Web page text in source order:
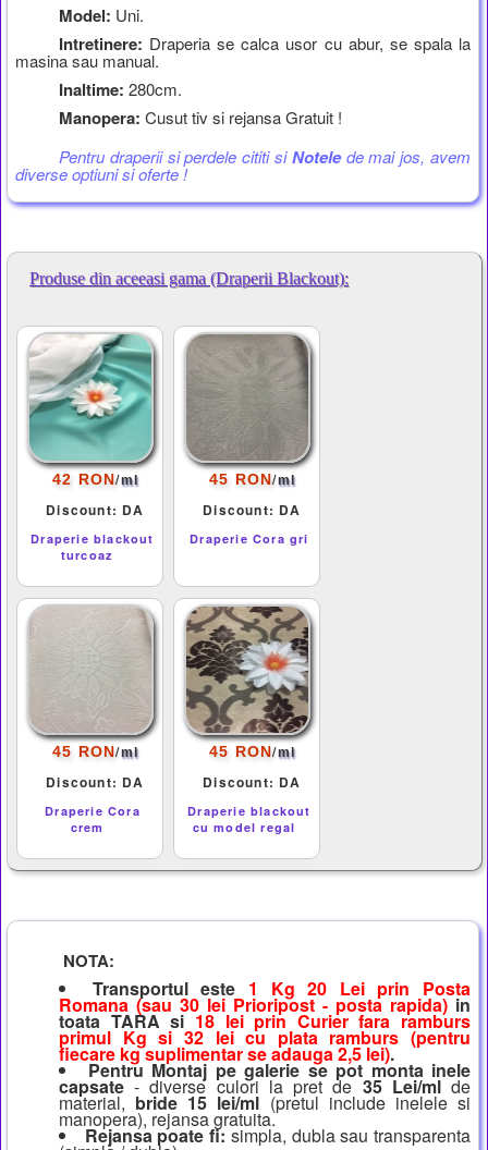
Model: Uni.
Intretinere: Draperia se calca usor cu abur, se spala la
masina sau manual.
Inaltime: 280cm.
Manopera: Cusut tiv si rejansa Gratuit !
Pentru draperii si perdele cititi siNotelede mai jos, avem
diverse optiuni si oferte !
Produse din aceeasi gama (Draperii Blackout):
42 RON/ml
Discount: DA
Draperie blackout
turcoaz
45 RON/ml
Discount: DA
Draperie Cora gri
45 RON/ml
Discount: DA
Draperie Cora
crem
45 RON/ml
Discount: DA
Draperie blackout
cu model regal
NOTA:
Transportul este 1 Kg 20 Lei prin Posta
Romana (sau 30 lei Prioripost - posta rapida) in
toata TARA si 18 lei prin Curier fara ramburs
primul Kg si 32 lei cu plata ramburs (pentru
fiecare kg suplimentar se adauga 2,5 lei).
Pentru Montaj pe galerie se pot monta inele
capsate - diverse culori la pret de 35 Lei/mlde
material, bride 15 lei/ml (pretul include inelele si
manopera), rejansa gratuita.
Rejansa poate fi: simpla, dubla sau transparenta